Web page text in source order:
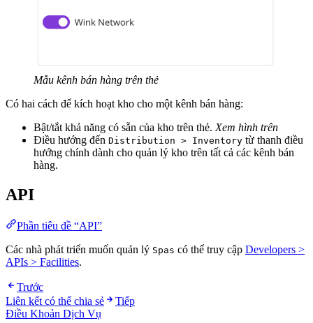
Mẫu kênh bán hàng trên thẻ
Có hai cách để kích hoạt kho cho một kênh bán hàng:
Bật/tắt khả năng có sẵn của kho trên thẻ. Xem hình trên
Điều hướng đến Distribution > Inventory từ thanh điều
hướng chính dành cho quản lý kho trên tất cả các kênh bán
hàng.
API
Phần tiêu đề “API”
Các nhà phát triển muốn quản lý Spas có thể truy cập Developers >
APIs > Facilities.
Trước
Liên kết có thể chia sẻ
Tiếp
Điều Khoản Dịch Vụ